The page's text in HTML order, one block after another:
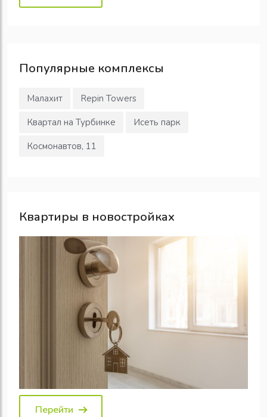
Популярные комплексы
Малахит
Repin Towers
Квартал на Турбинке
Исеть парк
Космонавтов, 11
Квартиры в новостройках
Перейти